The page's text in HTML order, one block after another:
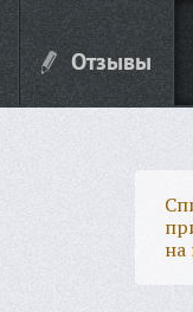
Отзывы
на